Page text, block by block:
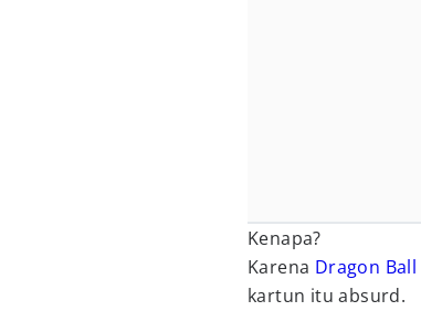
Kenapa?
Karena Dragon Ball
kartun itu absurd.